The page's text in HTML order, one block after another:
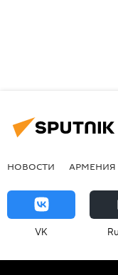
НОВОСТИ АРМЕНИЯ
VK